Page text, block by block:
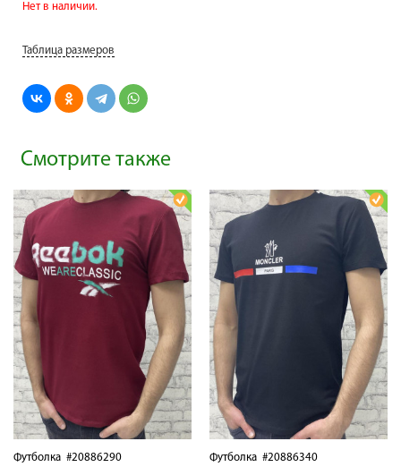
Нет в наличии.
Таблица размеров
Смотрите также
Футболка #20886290 Футболка #20886340